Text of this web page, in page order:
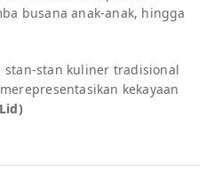
busana anak-anak, hingga
stan kuliner tradisional
kekayaan